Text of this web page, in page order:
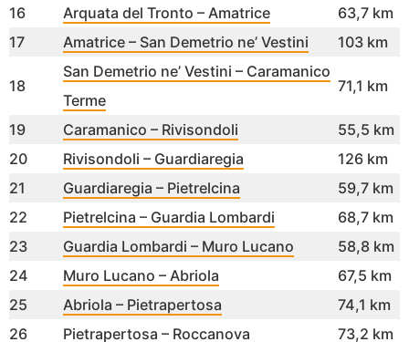
16
Arquata del Tronto – Amatrice
63,7 km
17
Amatrice – San Demetrio ne’ Vestini 103 km
18
San Demetrio ne’ Vestini – Caramanico
Terme
71,1 km
19 Caramanico – Rivisondoli
55,5 km
20
Rivisondoli – Guardiaregia
126 km
21
Guardiaregia – Pietrelcina
59,7 km
22
Pietrelcina – Guardia Lombardi
68,7 km
23
Guardia Lombardi – Muro Lucano
58,8 km
24
Muro Lucano – Abriola
67,5 km
25
Abriola – Pietrapertosa
74,1 km
26
Pietrapertosa – Roccanova 73,2 km